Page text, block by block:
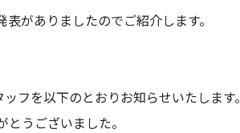
がありましたのでご紹介します。
フを以下のとおりお知らせいたします。
うございました。